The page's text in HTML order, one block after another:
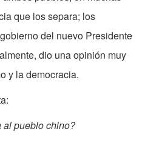
que los separa; los
del nuevo Presidente
dio una opinión muy
y la democracia.
al pueblo chino?